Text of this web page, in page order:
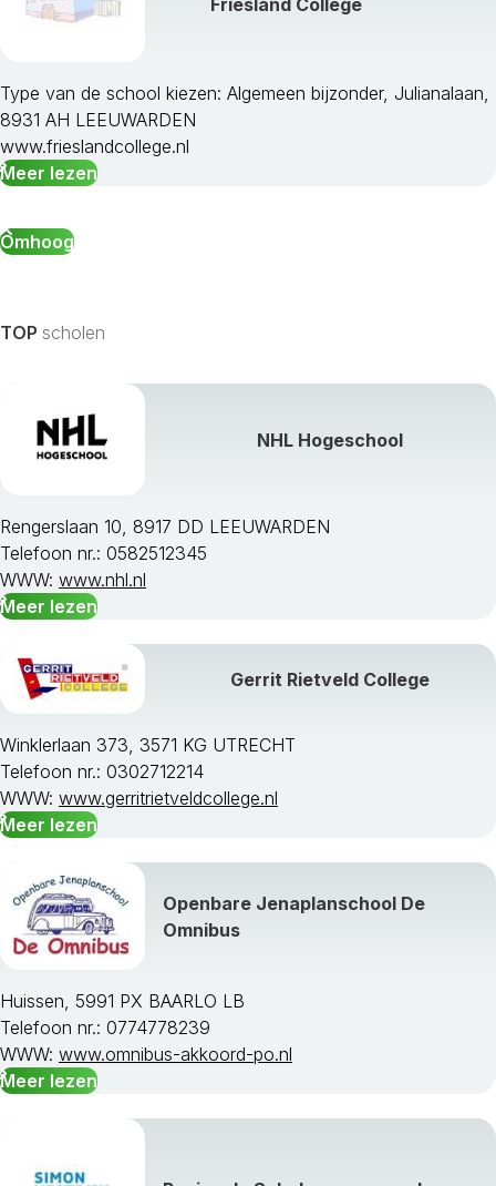
Friesland College
Type van de school kiezen: Algemeen bijzonder, Julianalaan,
8931 AH LEEUWARDEN
www.frieslandcollege.nl
Meer lezen
Omhoog
TOP scholen
NHL Hogeschool
Rengerslaan 10, 8917 DD LEEUWARDEN
Telefoon nr.: 0582512345
WWW: www.nhl.nl
Meer lezen
Gerrit Rietveld College
Winklerlaan 373, 3571 KG UTRECHT
Telefoon nr.: 0302712214
WWW: www.gerritrietveldcollege.nl
Meer lezen
Openbare Jenaplanschool De
Omnibus
Huissen, 5991 PX BAARLO LB
Telefoon nr.: 0774778239
WWW: www.omnibus-akkoord-po.nl
Meer lezen